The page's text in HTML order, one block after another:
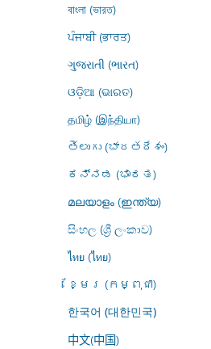
বাংলা (ভারত)
ਪੰਜਾਬੀ (ਭਾਰਤ)
ગુજરાતી (ભારત)
ଓଡ଼ିଆ (ଭାରତ)
தமிழ் (இந்தியா)
తెలుగు (భారతదేశం)
ಕನ್ನಡ (ಭಾರತ)
മലയാളം (ഇന്ത്യ)
සිංහල (ශ්‍රී ලංකාව)
ไทย (ไทย)
ខ្មែរ (កម្ពុជា)
한국어 (대한민국)
中文(中国)